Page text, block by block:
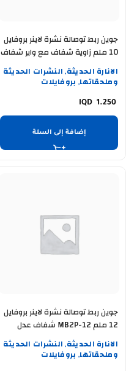
جوين ربط توصالة نشرة لاينر بروفايل
10 ملم زاوية شفاف مع واير شفاف
38-91
الانارة الحديثة, النشرات الحديثة
وملحقاتها, بروفايلات
1.250
إضافة إلى السلة
جوين ربط توصالة نشرة لاينر بروفايل
12 ملم MB2P-12 شفاف عدل
بدون واير
الانارة الحديثة, النشرات الحديثة
وملحقاتها, بروفايلات